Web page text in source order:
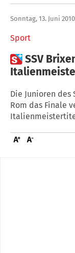
Sport
Sonntag, 13. Juni 2010
SSV
Die Junioren des
Rom das Finale